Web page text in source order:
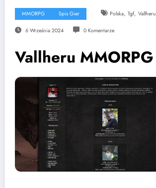
MMORPG Spis Gier Polska, Tgf, Vallheru
6 Września 2024 0 Komentarze
Vallheru MMORPG